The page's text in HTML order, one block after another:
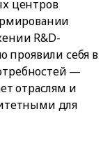
центров
R&D-
проявили себя в
—
отраслям и
для